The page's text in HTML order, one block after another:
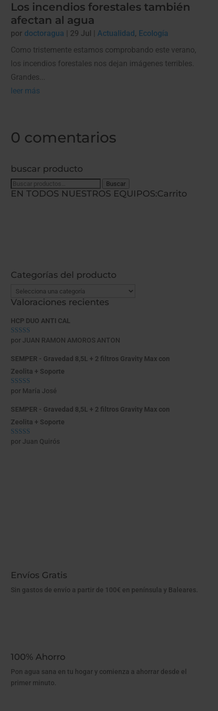
Los incendios forestales también
afectan al agua
por doctoragua 29 Jul |Actualidad, Ecología
Como tristemente estamos comprobando este verano,
los incendios forestales nos dejan imágenes terribles.
Grandes...
leer más
0 comentarios
buscar producto
Buscar
por:
Buscar
EN TODOS NUESTROS EQUIPOS:Carrito
Categorías del producto
Valoraciones recientes
HCP DUO ANTI CAL
Valorado con
por JUAN RAMON AMOROS ANTON
SEMPER - Gravedad 8,5L + 2 filtros Gravity Max con
Zeolita + Soporte
Valorado con
por María José
SEMPER - Gravedad 8,5L + 2 filtros Gravity Max con
Zeolita + Soporte
Valorado con
por Juan Quirós
Envíos Gratis
Sin gastos de envío a partir de 100€ en península y Baleares.
100% Ahorro
Pon agua sana en tu hogar y comienza a ahorrar desde el
primer minuto.